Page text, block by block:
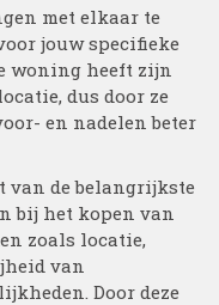
met elkaar te
jouw specifieke
woning heeft zijn
dus door ze
en nadelen beter
van de belangrijkste
bij het kopen van
zoals locatie,
van
Door deze